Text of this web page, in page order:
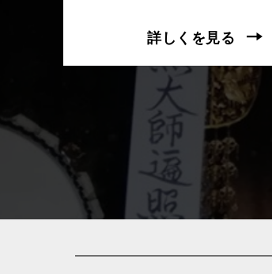
詳しくを見る
ショッピングガイド